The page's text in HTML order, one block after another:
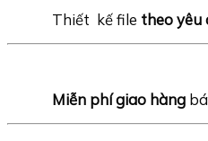
Thiết kế file theo yêu
Miễn phígiao hàng